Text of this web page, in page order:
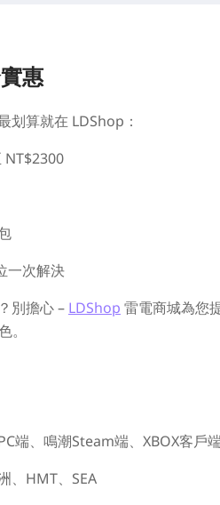
惠
划算就在 LDShop：
NT$2300
一次解決
別擔心 – LDShop 雷電商城為您
。
端、鳴潮Steam端、XBOX客戶
、HMT、SEA